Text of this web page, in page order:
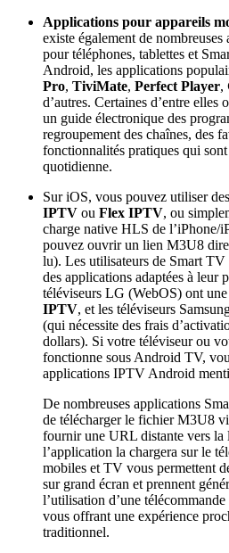
Applications pour appareils
existe également de
pour téléphones, tablettes et
Android, les applications
Pro, TiviMate, Perfect Player,
d’autres. Certaines d’entre
un guide électronique des
regroupement des chaînes, des
fonctionnalités pratiques qui
quotidienne.
Sur iOS, vous pouvez utiliser
IPTV ou Flex IPTV, ou
charge native HLS de l’iPhone/
pouvez ouvrir un lien M3U8
lu). Les utilisateurs de Smart
des applications adaptées à leur
téléviseurs LG (WebOS) ont
IPTV, et les téléviseurs
(qui nécessite des frais
dollars). Si votre téléviseur ou
fonctionne sous Android TV,
applications IPTV Android
De nombreuses applications
de télécharger le fichier M3U8
fournir une URL distante vers la
l’application la chargera sur le
mobiles et TV vous permettent
sur grand écran et prennent
l’utilisation d’une
vous offrant une expérience
traditionnel.